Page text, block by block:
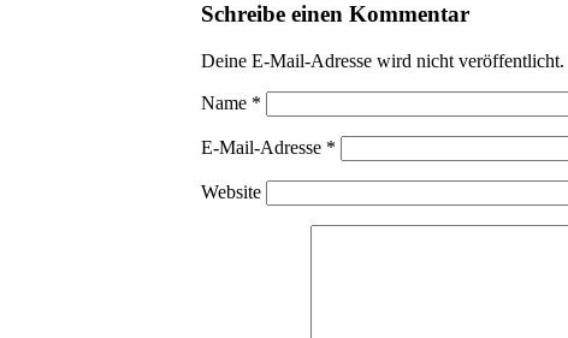
Schreibe einen Kommentar
Deine E-Mail-Adresse wird nicht veröffentlicht.
Name *
E-Mail-Adresse *
Website